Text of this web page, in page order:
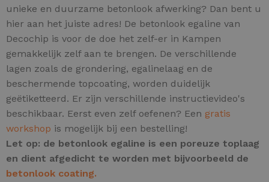
unieke en duurzame betonlook afwerking? Dan bent u
hier aan het juiste adres! De betonlook egaline van
Decochip is voor de doe het zelf-er in Kampen
gemakkelijk zelf aan te brengen. De verschillende
lagen zoals de grondering, egalinelaag en de
beschermende topcoating, worden duidelijk
geëtiketteerd. Er zijn verschillende instructievideo's
beschikbaar. Eerst even zelf oefenen? Een gratis
workshop is mogelijk bij een bestelling!
Let op: de betonlook egaline is een poreuze toplaag
en dient afgedicht te worden met bijvoorbeeld de
betonlook coating.